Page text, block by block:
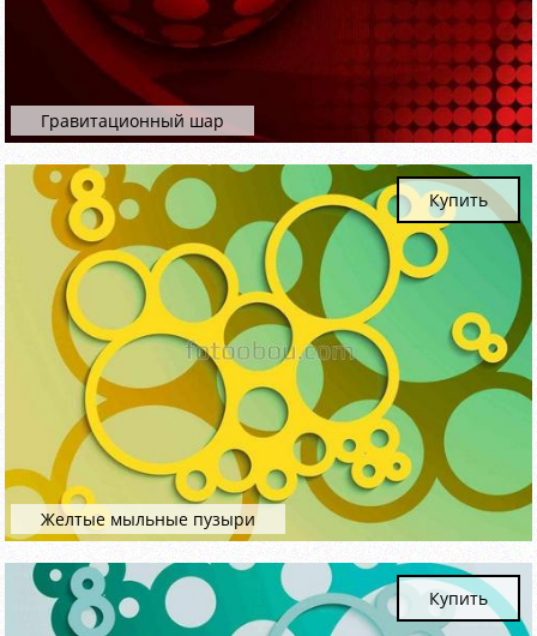
Гравитационный шар
Желтые мыльные пузыри
Купить
Купить